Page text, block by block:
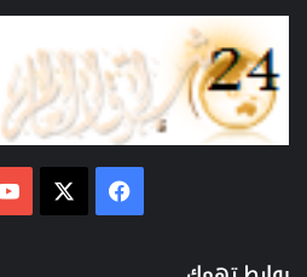
فيسبوك